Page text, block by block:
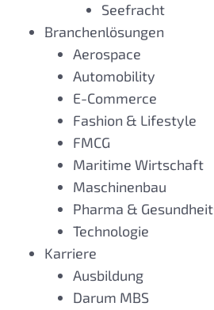
Seefracht
Branchenlösungen
Aerospace
Automobility
E-Commerce
Fashion & Lifestyle
FMCG
Maritime Wirtschaft
Maschinenbau
Pharma &
Technologie
Karriere
Ausbildung
Darum MBS